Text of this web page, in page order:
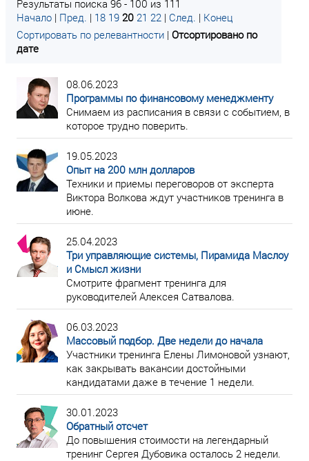
Результаты поиска 96 - 100 из 111
Начало | Пред. | 18 19 20 21 22 | След. | Конец
Сортировать по релевантности | Отсортировано по
дате
08.06.2023
Программы по финансовому менеджменту
Снимаем из расписания в связи с событием, в
которое трудно поверить.
19.05.2023
Опыт на 200 млн долларов
Техники и приемы переговоров от эксперта
Виктора Волкова ждут участников тренинга в
июне.
25.04.2023
Три управляющие системы, Пирамида Маслоу
и Смысл жизни
Смотрите фрагмент тренинга для
руководителей Алексея Сатвалова.
06.03.2023
Массовый подбор. Две недели до начала
Участники тренинга Елены Лимоновой узнают,
как закрывать вакансии достойными
кандидатами даже в течение 1 недели.
30.01.2023
Обратный отсчет
До повышения стоимости на легендарный
тренинг Сергея Дубовика осталось 2 недели.